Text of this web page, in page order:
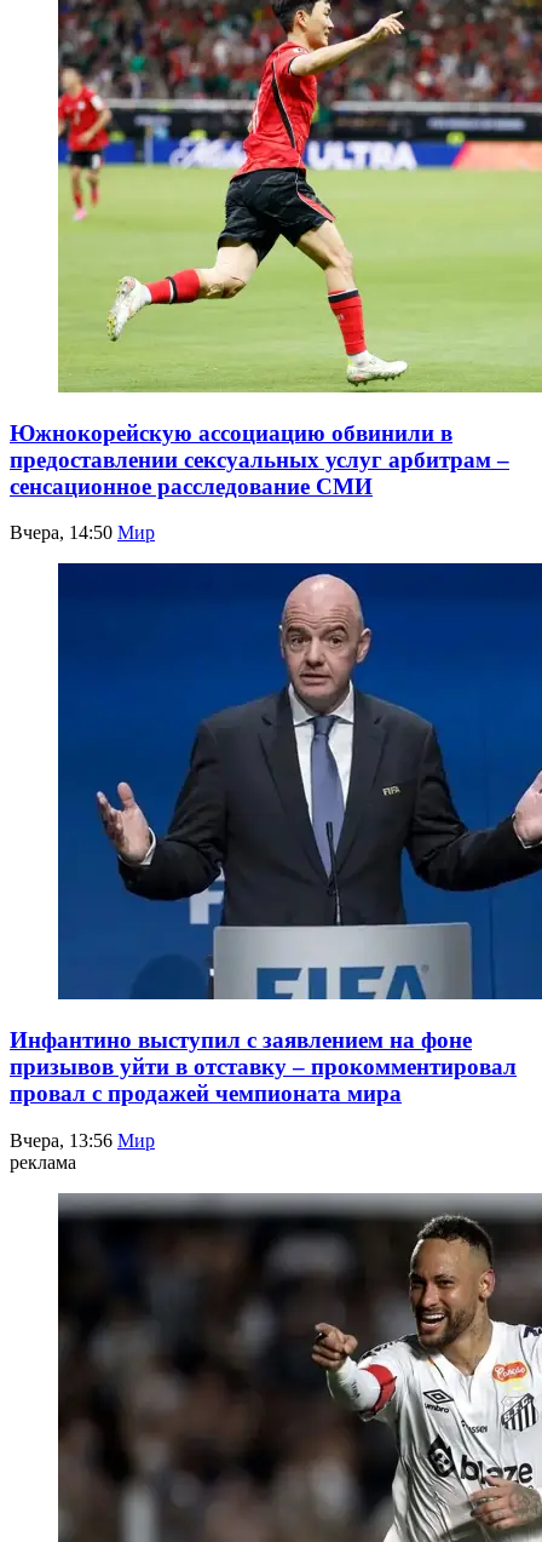
Южнокорейскую ассоциацию обвинили в
предоставлении сексуальных услуг арбитрам –
сенсационное расследование СМИ
Вчера, 14:50 Мир
Инфантино выступил с заявлением на фоне
призывов уйти в отставку – прокомментировал
провал с продажей чемпионата мира
Вчера, 13:56 Мир
реклама